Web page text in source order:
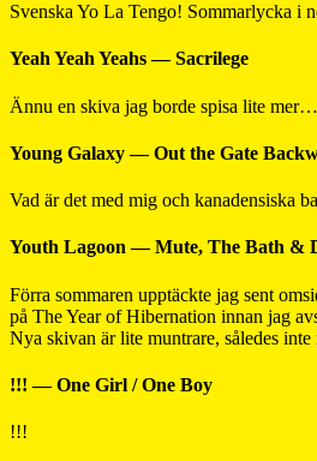
Svenska Yo La Tengo! Sommarlycka i
Yeah Yeah Yeahs — Sacrilege
Ännu en skiva jag borde spisa lite mer…
Young Galaxy — Out the Gate
Vad är det med mig och kanadensiska
Youth Lagoon — Mute, The Bath &
Förra sommaren upptäckte jag sent
på The Year of Hibernation innan jag
Nya skivan är lite muntrare, således
!!! — One Girl / One Boy
!!!